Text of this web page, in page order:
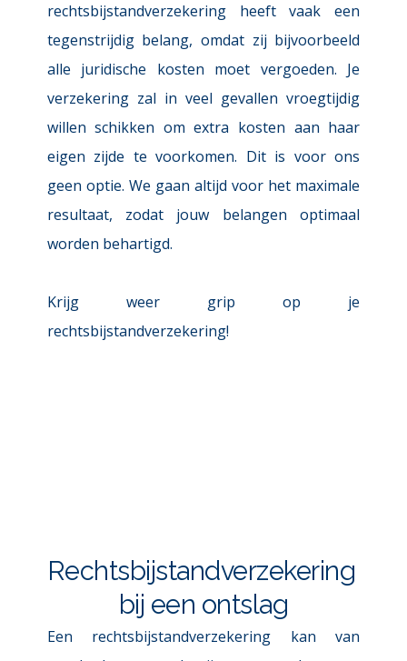
rechtsbijstandverzekering heeft vaak een
tegenstrijdig belang, omdat zij bijvoorbeeld
alle juridische kosten moet vergoeden. Je
verzekering zal in veel gevallen vroegtijdig
willen schikken om extra kosten aan haar
eigen zijde te voorkomen. Dit is voor ons
geen optie. We gaan altijd voor het maximale
resultaat, zodat jouw belangen optimaal
worden behartigd.
Krijg weer grip op je
rechtsbijstandverzekering!
Rechtsbijstandverzekering
bij een ontslag
Een rechtsbijstandverzekering kan van